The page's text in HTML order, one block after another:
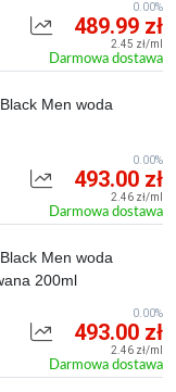
489.99 zł
2.45 zł/ml
Darmowa dostawa
0.00%
Men woda
493.00 zł
2.46 zł/ml
Darmowa dostawa
0.00%
Men woda
200ml
493.00 zł
2.46 zł/ml
Darmowa dostawa
0.00%